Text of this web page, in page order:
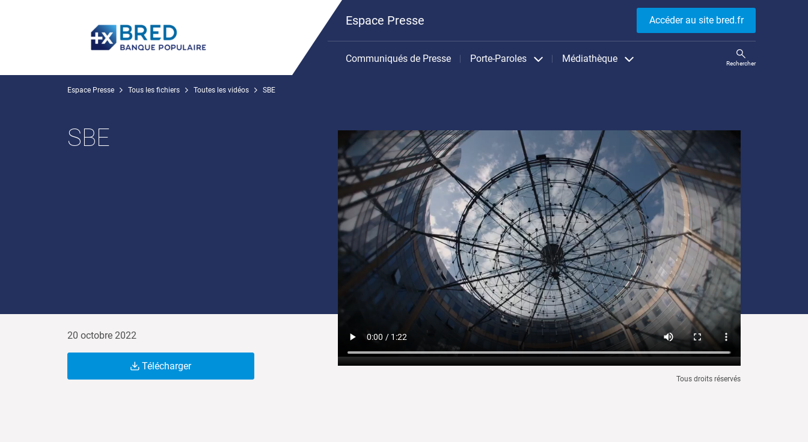
Espace Presse Accéder au site bred.fr
Communiqués de Presse Porte-Paroles Médiathèque Rechercher
Espace Presse Tous les fichiers Toutes les vidéos SBE
SBE
20 octobre 2022
Télécharger
Tous droits réservés